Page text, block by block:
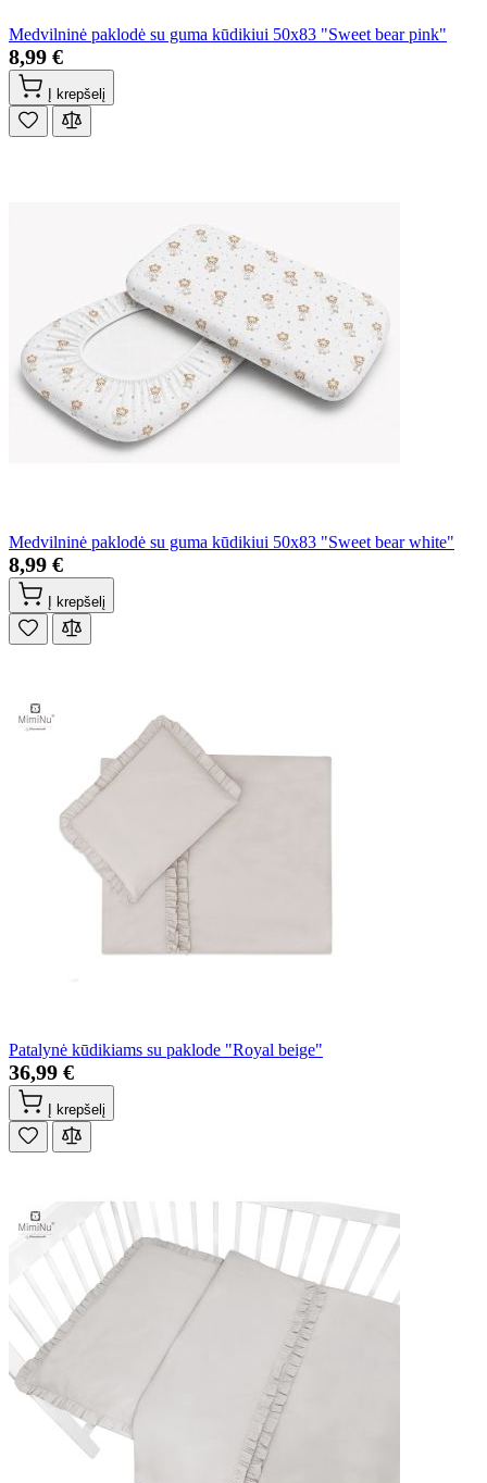
Medvilninė paklodė su guma kūdikiui 50x83 "Sweet bear pink"
8,99 €
Į krepšelį
Medvilninė paklodė su guma kūdikiui 50x83 "Sweet bear white"
8,99 €
Į krepšelį
Patalynė kūdikiams su paklode "Royal beige"
36,99 €
Į krepšelį